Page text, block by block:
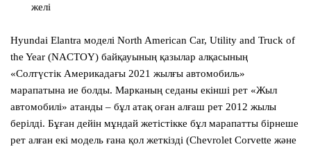
желі
Hyundai Elantra моделі North American Car, Utility and Truck of
the Year (NACTOY) байқауының қазылар алқасының
«Солтүстік Америкадағы 2021 жылғы автомобиль»
марапатына ие болды. Марканың седаны екінші рет «Жыл
автомобилі» атанды – бұл атақ оған алғаш рет 2012 жылы
берілді. Бұған дейін мұндай жетістікке бұл марапатты бірнеше
рет алған екі модель ғана қол жеткізді (Chevrolet Corvette және